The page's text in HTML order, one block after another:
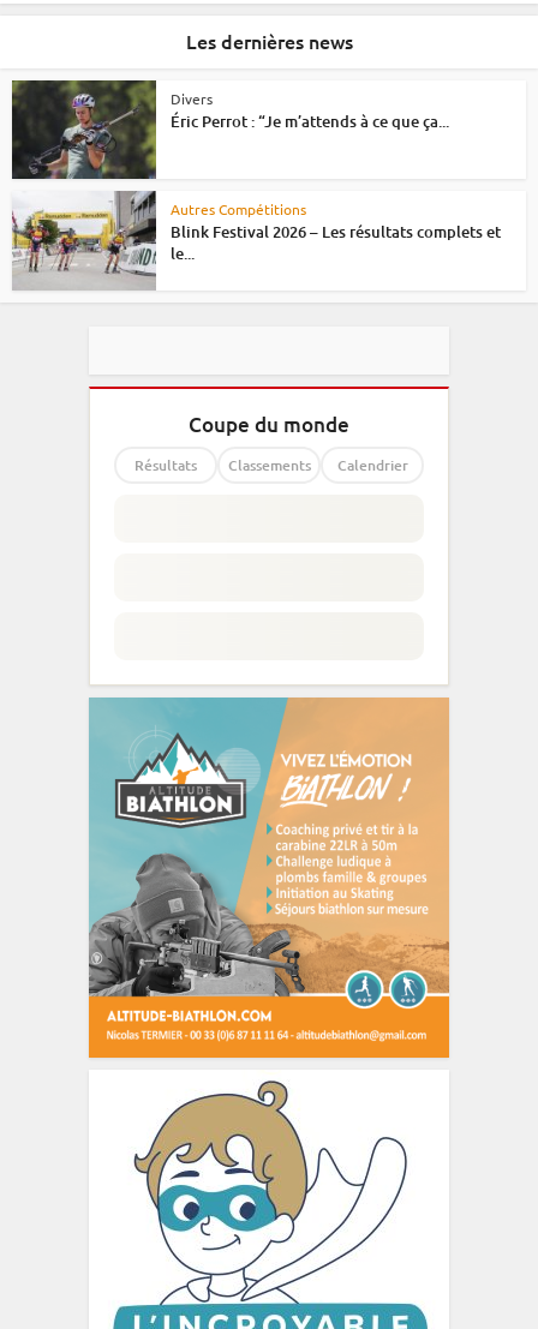
Les dernières news
Divers
Éric Perrot : “Je m’attends à ce que ça...
Autres Compétitions
Blink Festival 2026 – Les résultats complets et
le...
Coupe du monde
Résultats Classements Calendrier